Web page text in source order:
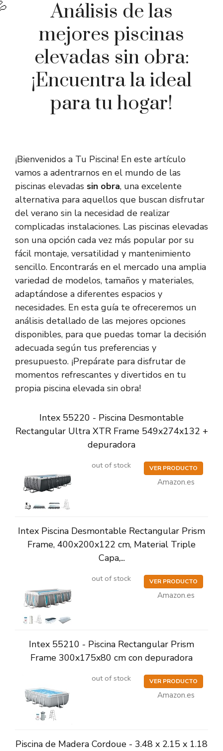
Análisis de las
mejores piscinas
elevadas sin obra:
¡Encuentra la ideal
para tu hogar!
¡Bienvenidos a Tu Piscina! En este artículo
vamos a adentrarnos en el mundo de las
piscinas elevadas sin obra, una excelente
alternativa para aquellos que buscan disfrutar
del verano sin la necesidad de realizar
complicadas instalaciones. Las piscinas elevadas
son una opción cada vez más popular por su
fácil montaje, versatilidad y mantenimiento
sencillo. Encontrarás en el mercado una amplia
variedad de modelos, tamaños y materiales,
adaptándose a diferentes espacios y
necesidades. En esta guía te ofreceremos un
análisis detallado de las mejores opciones
disponibles, para que puedas tomar la decisión
adecuada según tus preferencias y
presupuesto. ¡Prepárate para disfrutar de
momentos refrescantes y divertidos en tu
propia piscina elevada sin obra!
Intex 55220 - Piscina Desmontable
Rectangular Ultra XTR Frame 549x274x132 +
depuradora
out of stock VER PRODUCTO
Amazon.es
Intex Piscina Desmontable Rectangular Prism
Frame, 400x200x122 cm, Material Triple
Capa,...
out of stock VER PRODUCTO
Amazon.es
Intex 55210 - Piscina Rectangular Prism
Frame 300x175x80 cm con depuradora
out of stock VER PRODUCTO
Amazon.es
Piscina de Madera Cordoue - 3.48 x 2.15 x 1.18